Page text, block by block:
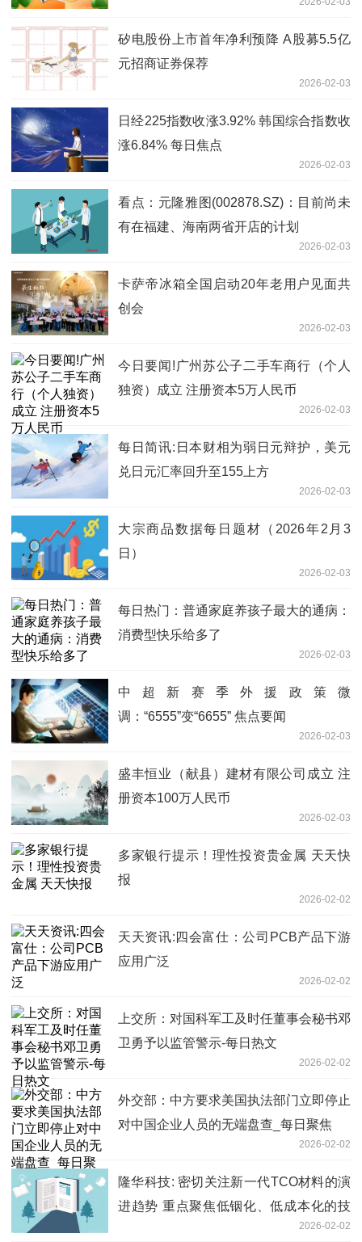
矽电股份上市首年净利预降 A股募5.5亿
元招商证券保荐
2026-02-03
日经225指数收涨3.92% 韩国综合指数收
涨6.84% 每日焦点
2026-02-03
看点：元隆雅图(002878.SZ)：目前尚未
有在福建、海南两省开店的计划
2026-02-03
卡萨帝冰箱全国启动20年老用户见面共
创会
2026-02-03
今日要闻!广州苏公子二手车商行（个人
独资）成立 注册资本5万人民币
2026-02-03
每日简讯:日本财相为弱日元辩护，美元
兑日元汇率回升至155上方
2026-02-03
大宗商品数据每日题材（2026年2月3
日）​
2026-02-03
每日热门：普通家庭养孩子最大的通病：
消费型快乐给多了
2026-02-03
中超新赛季外援政策微
调：“6555”变“6655” 焦点要闻
2026-02-03
盛丰恒业（献县）建材有限公司成立 注
册资本100万人民币
2026-02-03
多家银行提示！理性投资贵金属 天天快
报
2026-02-02
天天资讯:四会富仕：公司PCB产品下游
应用广泛
2026-02-02
上交所：对国科军工及时任董事会秘书邓
卫勇予以监管警示-每日热文
2026-02-02
外交部：中方要求美国执法部门立即停止
对中国企业人员的无端盘查_每日聚焦
2026-02-02
隆华科技: 密切关注新一代TCO材料的演
进趋势 重点聚焦低铟化、低成本化的技
2026-02-02